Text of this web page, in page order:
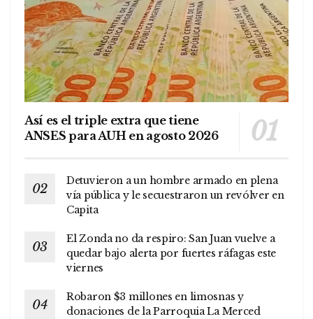
Así es el triple extra que tiene
ANSES para AUH en agosto 2026
Detuvieron a un hombre armado en plena
vía pública y le secuestraron un revólver en
Capita
El Zonda no da respiro: San Juan vuelve a
quedar bajo alerta por fuertes ráfagas este
viernes
Robaron $3 millones en limosnas y
donaciones de la Parroquia La Merced